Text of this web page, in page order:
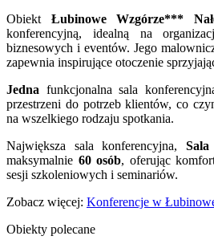
Obiekt Łubinowe Wzgórze***
konferencyjną, idealną na
biznesowych i eventów. Jego
zapewnia inspirujące otoczenie
Jedna funkcjonalna sala
przestrzeni do potrzeb klientów, co
na wszelkiego rodzaju spotkania.
Największa sala konferencyjna,
maksymalnie 60 osób, oferując
sesji szkoleniowych i seminariów.
Zobacz więcej: Konferencje w
Obiekty polecane